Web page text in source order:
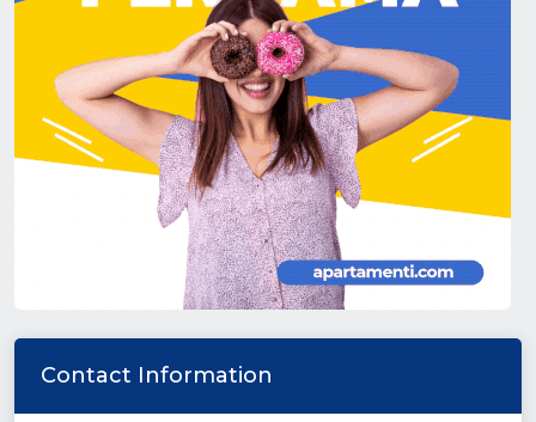
Contact Information